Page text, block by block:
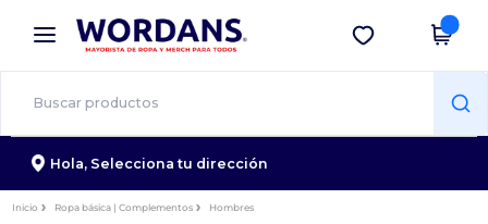
× App de Wordans
¡Mejores precios en app!
Descargar app
Hola, Selecciona tu dirección
Inicio Ropa básica | Complementos Hombres